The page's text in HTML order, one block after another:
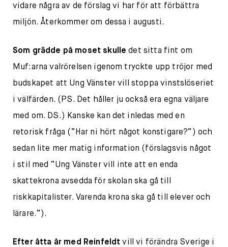
vidare några av de förslag vi har för att förbättra
miljön. Återkommer om dessa i augusti.
Som grädde på moset skulle det sitta fint om
Muf:arna valrörelsen igenom tryckte upp tröjor med
budskapet att Ung Vänster vill stoppa vinstslöseriet
i välfärden. (PS. Det håller ju också era egna väljare
med om. DS.) Kanske kan det inledas med en
retorisk fråga (”Har ni hört något konstigare?”) och
sedan lite mer matig information (förslagsvis något
i stil med ”Ung Vänster vill inte att en enda
skattekrona avsedda för skolan ska gå till
riskkapitalister. Varenda krona ska gå till elever och
lärare.”).
Efter åtta år med Reinfeldt vill vi förändra Sverige i